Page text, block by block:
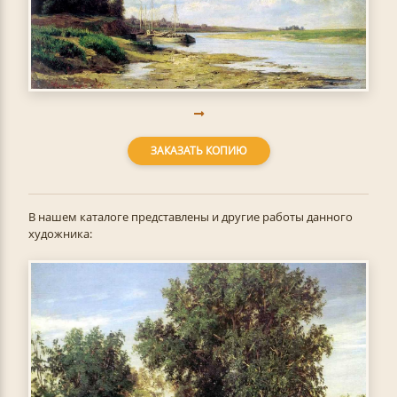
ЗАКАЗАТЬ КОПИЮ
В нашем каталоге представлены и другие работы данного
художника: